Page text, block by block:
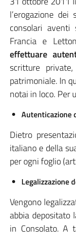
l’erogazione
consolari aventi
Francia e
effettuare
scritture
patrimoniale. In
notai in loco. Per
Autenticazione
Dietro
italiano e della
per ogni foglio
Legalizzazione
Vengono
abbia depositato
in Consolato. A